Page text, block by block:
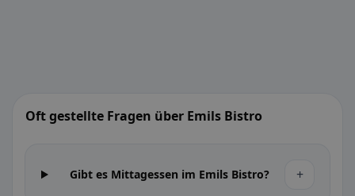
Oft gestellte Fragen über Emils Bistro
Gibt es Mittagessen im Emils Bistro? +